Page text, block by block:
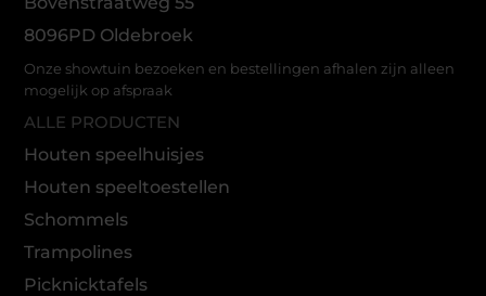
8096PD Oldebroek
Onze showtuin bezoeken en bestellingen afhalen zijn alleen
mogelijk op afspraak
ALLE PRODUCTEN
Houten speelhuisjes
Houten speeltoestellen
Schommels
Trampolines
Picknicktafels